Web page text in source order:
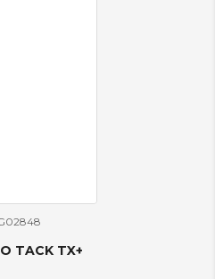
TACK TX+